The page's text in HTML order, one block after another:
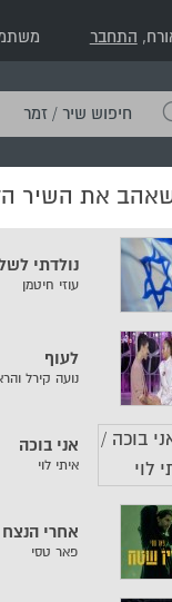
התחבר
את השיר
נולדתי
עוזי חיטמן
לעוף
נועה קירל
אני בוכה
איתי לוי
אחרי הנצח
פאר טסי